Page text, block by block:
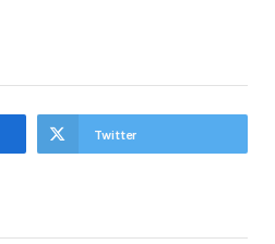
Twitter